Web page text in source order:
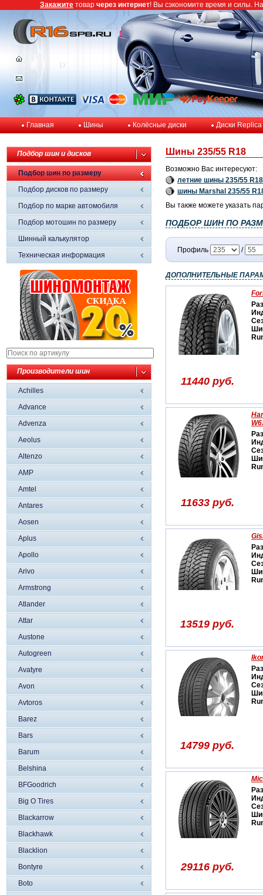
Главная Шины Колёсные диски Диски Replica
Подбор шин и дисков
Подбор шин по размеру
Подбор дисков по размеру
Подбор по марке автомобиля
Подбор мотошин по размеру
Шинный калькулятор
Техническая информация
Производители шин
Achilles
Advance
Advenza
Aeolus
Altenzo
AMP
Amtel
Antares
Aosen
Aplus
Apollo
Arivo
Armstrong
Atlander
Attar
Austone
Autogreen
Avatyre
Avon
Avtoros
Barez
Bars
Barum
Belshina
BFGoodrich
Big O Tires
Blackarrow
Blackhawk
Blacklion
Bontyre
Boto
Шины 235/55 R18
Возможно Вас интересуют:
летние шины 235/55 R18
шины Marshal 235/55
Вы также можете указать
ПОДБОР ШИН ПО
Профиль /
ДОПОЛНИТЕЛЬНЫЕ
11440 руб.
11633 руб.
13519 руб.
14799 руб.
29116 руб.
Закажите товар через интернет! Вы сэкономите время и силы.